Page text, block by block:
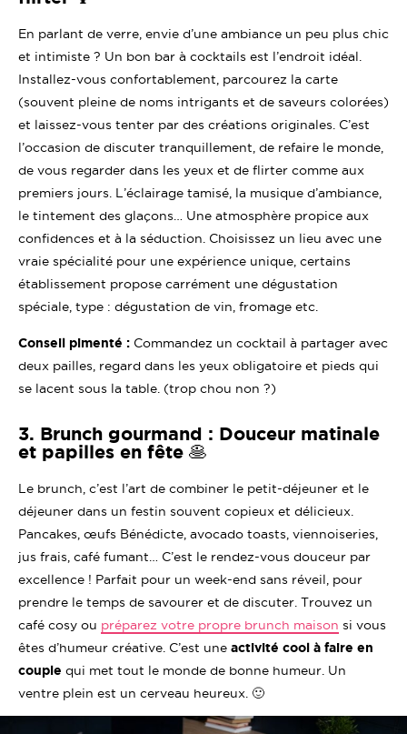
En parlant de verre, envie d’une ambiance un peu plus chic
et intimiste ? Un bon bar à cocktails est l’endroit idéal.
Installez-vous confortablement, parcourez la carte
(souvent pleine de noms intrigants et de saveurs colorées)
et laissez-vous tenter par des créations originales. C’est
l’occasion de discuter tranquillement, de refaire le monde,
de vous regarder dans les yeux et de flirter comme aux
premiers jours. L’éclairage tamisé, la musique d’ambiance,
le tintement des glaçons… Une atmosphère propice aux
confidences et à la séduction. Choisissez un lieu avec une
vraie spécialité pour une expérience unique, certains
établissement propose carrément une dégustation
spéciale, type : dégustation de vin, fromage etc.
Conseil pimenté : Commandez un cocktail à partager avec
deux pailles, regard dans les yeux obligatoire et pieds qui
se lacent sous la table. (trop chou non ?)
3. Brunch gourmand : Douceur matinale
et papilles en fête 🥞
Le brunch, c’est l’art de combiner le petit-déjeuner et le
déjeuner dans un festin souvent copieux et délicieux.
Pancakes, œufs Bénédicte, avocado toasts, viennoiseries,
jus frais, café fumant… C’est le rendez-vous douceur par
excellence ! Parfait pour un week-end sans réveil, pour
prendre le temps de savourer et de discuter. Trouvez un
café cosy ou préparez votre propre brunch maison si vous
êtes d’humeur créative. C’est une activité cool à faire en
couple qui met tout le monde de bonne humeur. Un
ventre plein est un cerveau heureux. 🙂